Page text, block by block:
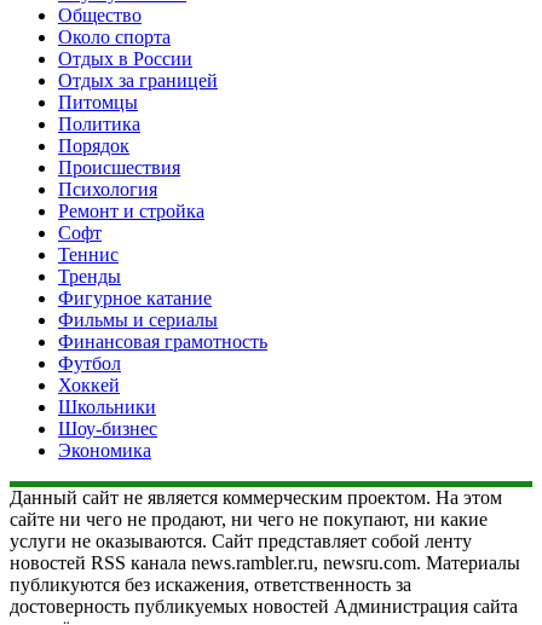
Общество
Около спорта
Отдых в России
Отдых за границей
Питомцы
Политика
Порядок
Происшествия
Психология
Ремонт и стройка
Софт
Теннис
Тренды
Фигурное катание
Фильмы и сериалы
Финансовая грамотность
Футбол
Хоккей
Школьники
Шоу-бизнес
Экономика
Данный сайт не является коммерческим проектом. На этом
сайте ни чего не продают, ни чего не покупают, ни какие
услуги не оказываются. Сайт представляет собой ленту
новостей RSS канала news.rambler.ru, newsru.com. Материалы
публикуются без искажения, ответственность за
достоверность публикуемых новостей Администрация сайта